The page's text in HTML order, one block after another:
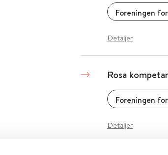
Foreningen
Detaljer
Rosa
Foreningen
Detaljer